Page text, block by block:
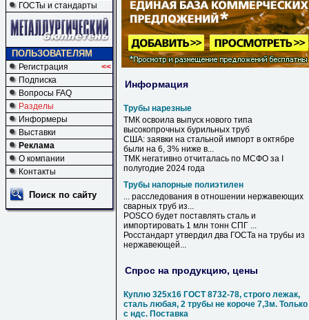
ГОСТы и стандарты
ПОЛЬЗОВАТЕЛЯМ
Регистрация
<<
Подписка
Вопросы FAQ
Разделы
Информеры
Выставки
Реклама
О компании
Контакты
Поиск по сайту
Информация
Трубы нарезные
ТМК освоила выпуск нового типа
высокопрочных бурильных труб
США: заявки на стальной импорт в октябре
были на 6, 3% ниже в...
ТМК негативно отчиталась по МСФО за I
полугодие 2024 года
Трубы напорные полиэтилен
... расследования в отношении нержавеющих
сварных труб из...
POSCO будет поставлять сталь и
импортировать 1 млн тонн СПГ ...
Росстандарт утвердил два ГОСТа на трубы из
нержавеющей...
Спрос на продукцию, цены
Куплю 325х16 ГОСТ 8732-78, строго лежак,
сталь любая, 2 трубы не короче 7,3м. Только
с ндс. Поставка